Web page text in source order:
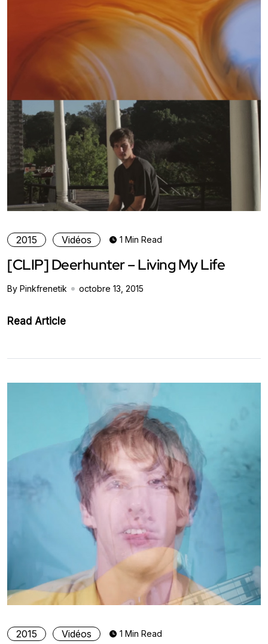
2015 Vidéos 1 Min Read
[CLIP] Deerhunter – Living My Life
By Pinkfrenetik octobre 13, 2015
Read Article
2015 Vidéos 1 Min Read